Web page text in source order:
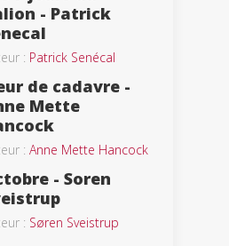
- Patrick
: Patrick Senécal
de cadavre -
Mette
: Anne Mette Hancock
- Soren
: Søren Sveistrup